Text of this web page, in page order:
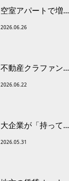
空室アパートで増...
2026.06.26
不動産クラファン...
2026.06.22
大企業が「持って...
2026.05.31